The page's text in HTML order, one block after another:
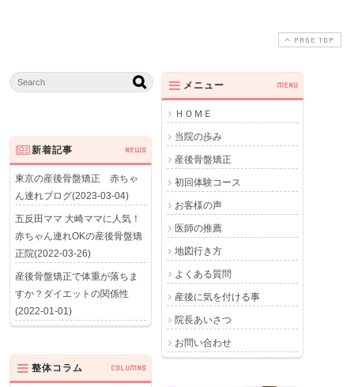
PAGE TOP
メニュー MENU
ＨＯＭＥ
当院の歩み
産後骨盤矯正
初回体験コース
お客様の声
医師の推薦
地図行き方
よくある質問
産後に気を付ける事
院長あいさつ
お問い合わせ
新着記事 NEWS
東京の産後骨盤矯正 赤ちゃ
ん連れブログ(2023-03-04)
五反田ママ 大崎ママに人気！
赤ちゃん連れOKの産後骨盤矯
正院(2022-03-26)
産後骨盤矯正で体重が落ちま
すか？ダイエットの関係性
(2022-01-01)
整体コラム COLUMNS